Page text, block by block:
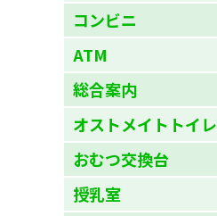
コンビニ
ATM
総合案内
オストメイトトイレ
おむつ交換台
授乳室